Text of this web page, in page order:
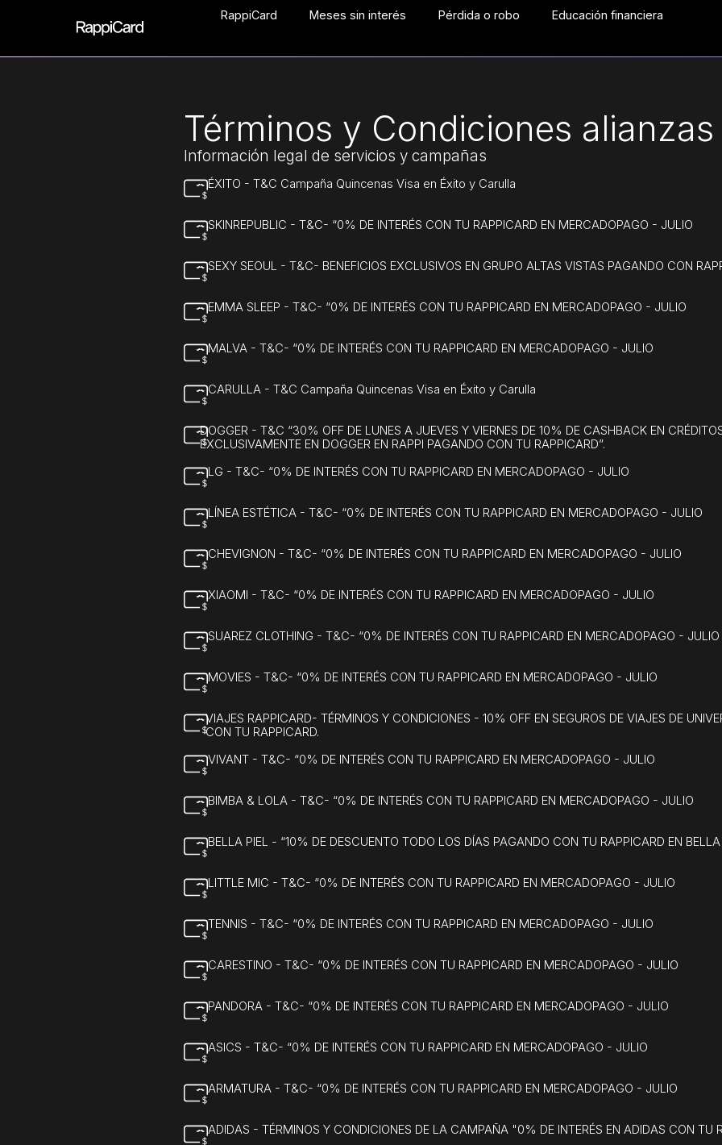
RappiCard Meses sin interés Pérdida o robo Educación financiera
Términos y Condiciones
Información legal de servicios y campañas
ÉXITO - T&C Campaña Quincenas Visa en Éxito y Carulla
SKINREPUBLIC - T&C- “0% DE INTERÉS CON TU RAPPICARD EN MERCADOPAGO - JULIO
SEXY SEOUL - T&C- BENEFICIOS EXCLUSIVOS EN GRUPO ALTAS VISTAS PAGANDO CON
EMMA SLEEP - T&C- “0% DE INTERÉS CON TU RAPPICARD EN MERCADOPAGO - JULIO
MALVA - T&C- “0% DE INTERÉS CON TU RAPPICARD EN MERCADOPAGO - JULIO
CARULLA - T&C Campaña Quincenas Visa en Éxito y Carulla
DOGGER - T&C “30% OFF DE LUNES A JUEVES Y VIERNES DE 10% DE CASHBACK EN
EXCLUSIVAMENTE EN DOGGER EN RAPPI PAGANDO CON TU RAPPICARD”.
LG - T&C- “0% DE INTERÉS CON TU RAPPICARD EN MERCADOPAGO - JULIO
LÍNEA ESTÉTICA - T&C- “0% DE INTERÉS CON TU RAPPICARD EN MERCADOPAGO - JULIO
CHEVIGNON - T&C- “0% DE INTERÉS CON TU RAPPICARD EN MERCADOPAGO - JULIO
XIAOMI - T&C- “0% DE INTERÉS CON TU RAPPICARD EN MERCADOPAGO - JULIO
SUAREZ CLOTHING - T&C- “0% DE INTERÉS CON TU RAPPICARD EN MERCADOPAGO - JULIO
MOVIES - T&C- “0% DE INTERÉS CON TU RAPPICARD EN MERCADOPAGO - JULIO
VIAJES RAPPICARD- TÉRMINOS Y CONDICIONES - 10% OFF EN SEGUROS DE VIAJES DE
CON TU RAPPICARD.
VIVANT - T&C- “0% DE INTERÉS CON TU RAPPICARD EN MERCADOPAGO - JULIO
BIMBA & LOLA - T&C- “0% DE INTERÉS CON TU RAPPICARD EN MERCADOPAGO - JULIO
BELLA PIEL - “10% DE DESCUENTO TODO LOS DÍAS PAGANDO CON TU RAPPICARD EN BELLA
LITTLE MIC - T&C- “0% DE INTERÉS CON TU RAPPICARD EN MERCADOPAGO - JULIO
TENNIS - T&C- “0% DE INTERÉS CON TU RAPPICARD EN MERCADOPAGO - JULIO
CARESTINO - T&C- “0% DE INTERÉS CON TU RAPPICARD EN MERCADOPAGO - JULIO
PANDORA - T&C- “0% DE INTERÉS CON TU RAPPICARD EN MERCADOPAGO - JULIO
ASICS - T&C- “0% DE INTERÉS CON TU RAPPICARD EN MERCADOPAGO - JULIO
ARMATURA - T&C- “0% DE INTERÉS CON TU RAPPICARD EN MERCADOPAGO - JULIO
ADIDAS - TÉRMINOS Y CONDICIONES DE LA CAMPAÑA "0% DE INTERÉS EN ADIDAS CON TU